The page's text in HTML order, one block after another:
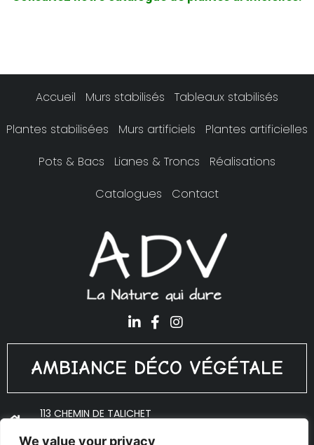
We value your privacy
Accueil Murs stabilisés
Tableaux stabilisés
Plantes stabilisées
Murs artificiels
Plantes artificielles
Pots & Bacs
Lianes & Troncs
Réalisations
Catalogues
Contact
AMBIANCE DÉCO VÉGÉTALE
113 CHEMIN DE TALICHET